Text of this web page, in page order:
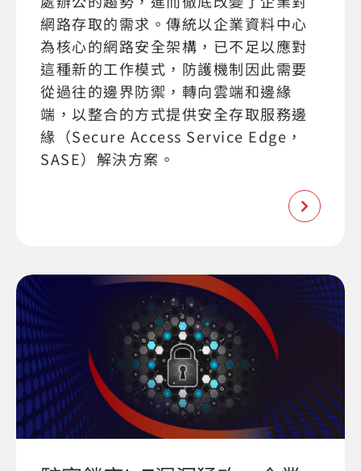
網路存取的需求。傳統以企業資料中心
為核心的網路安全架構，已不足以應對
這種新的工作模式，防護機制因此需要
從過往的邊界防禦，轉向雲端和邊緣
端，以整合的方式提供安全存取服務邊
緣（Secure Access Service Edge，
SASE）解決方案。